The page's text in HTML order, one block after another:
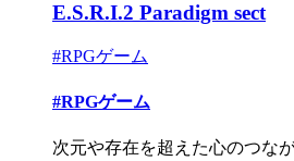
E.S.R.I.2 Paradigm sect
#RPGゲーム
#RPGゲーム
次元や存在を超えた心のつな